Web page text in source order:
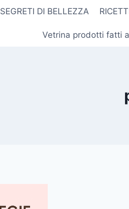
SEGRETI DI BELLEZZA
Vetrina prodotti fatti